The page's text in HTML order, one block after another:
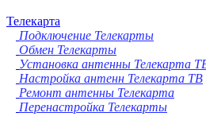
Телекарта
Подключение Телекарты
Обмен Телекарты
Установка антенны Телекарта
Настройка антенн Телекарта ТВ
Ремонт антенны Телекарта
Перенастройка Телекарты